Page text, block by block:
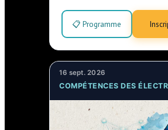
📋 Programme
16 sept. 2026
COMPÉTENCES DES